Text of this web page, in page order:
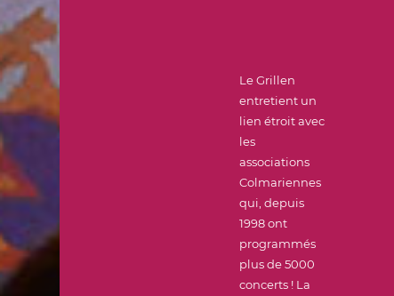
Le Grillen
entretient un
lien étroit avec
les
associations
Colmariennes
qui, depuis
1998 ont
programmés
plus de 5000
concerts ! La